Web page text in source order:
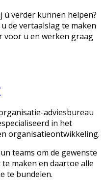
ú verder kunnen helpen?
de vertaalslag te maken
voor u en werken graag
adviesbureau
in het
organisatieontwikkeling.
teams om de gewenste
maken en daartoe alle
te bundelen.